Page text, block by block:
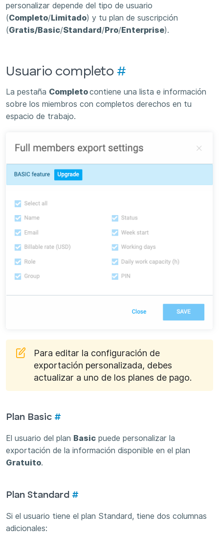
personalizar depende del tipo de usuario
(Completo/Limitado) y tu plan de suscripción
(Gratis/Basic/Standard/Pro/Enterprise).
Usuario completo #
La pestaña Completocontiene una lista e información
sobre los miembros con completos derechos en tu
espacio de trabajo.
Para editar la configuración de
exportación personalizada, debes
actualizar a uno de los planes de pago.
Plan Basic #
El usuario del plan Basic puede personalizar la
exportación de la información disponible en el plan
Gratuito.
Plan Standard #
Si el usuario tiene el plan Standard, tiene dos columnas
adicionales: